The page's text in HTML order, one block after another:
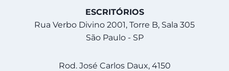
ESCRITÓRIOS
Rua Verbo Divino 2001, Torre B, Sala 305
São Paulo - SP
Rod. José Carlos Daux, 4150